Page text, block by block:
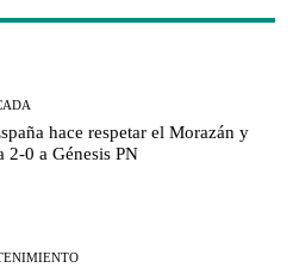
hace respetar el Morazán y
2-0 a Génesis PN